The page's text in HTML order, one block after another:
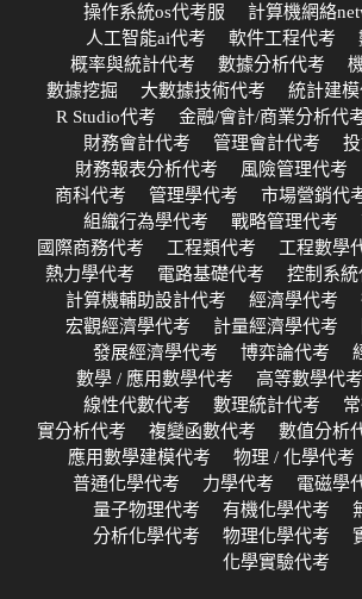
操作系統os代考服
計算機網絡
人工智能ai代考
軟件工程代考
概率與統計代考
數據分析代考
數據挖掘
大數據技術代考 統計建
R Studio代考
金融/會計/商業分析代
財務會計代考
管理會計代考
財務報表分析代考
風險管理代考
商科代考
管理學代考 市場營銷代
組織行為學代考
戰略管理代考
國際商務代考
工程類代考 工程數學
熱力學代考
電路基礎代考 控制系統
計算機輔助設計代考
經濟學代考
宏觀經濟學代考
計量經濟學代考
發展經濟學代考
博弈論代考
數學 / 應用數學代考
高等數學代考
線性代數代考
數理統計代考
實分析代考
複變函數代考 數值分析
應用數學建模代考
物理 / 化學代考
普通化學代考
力學代考 電磁學
量子物理代考
有機化學代考
分析化學代考
物理化學代考
化學實驗代考